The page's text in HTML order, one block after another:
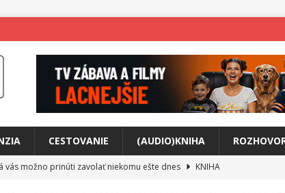
CESTOVANIE (AUDIO)KNIHA
vás možno prinúti zavolať niekomu ešte dnes
KNIHA